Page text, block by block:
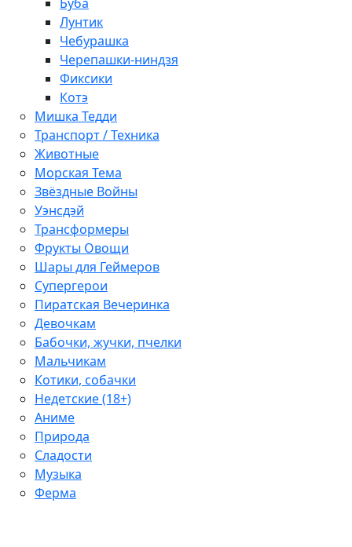
Буба
Лунтик
Чебурашка
Черепашки-ниндзя
Фиксики
Котэ
Мишка Тедди
Транспорт / Техника
Животные
Морская Тема
Звёздные Войны
Уэнсдэй
Трансформеры
Фрукты Овощи
Шары для Геймеров
Супергерои
Пиратская Вечеринка
Девочкам
Бабочки, жучки, пчелки
Мальчикам
Котики, собачки
Недетские (18+)
Аниме
Природа
Сладости
Музыка
Ферма